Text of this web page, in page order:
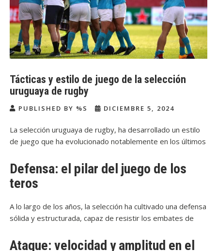
Tácticas y estilo de juego de la selección
uruguaya de rugby
PUBLISHED BY %S DICIEMBRE 5, 2024
La selección uruguaya de rugby, ha desarrollado un estilo
de juego que ha evolucionado notablemente en los últimos
internacional como a sus propios recursos.
Defensa: el pilar del juego de los
teros
A lo largo de los años, la selección ha cultivado una defensa
sólida y estructurada, capaz de resistir los embates de
complementa con una presión constante sobre el portador
Ataque: velocidad y amplitud en el